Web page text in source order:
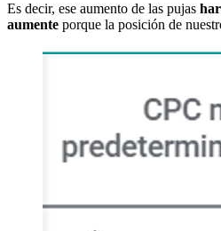
Es decir, ese aumento de las pujas
aumente porque la posición de